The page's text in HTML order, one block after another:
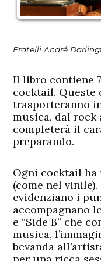
Fratelli André
Il libro contiene
cocktail. Queste
trasporteranno
musica, dal rock
completerà il
preparando.
Ogni cocktail ha
(come nel
evidenziano i
accompagnano
e “Side B” che
musica,
bevanda